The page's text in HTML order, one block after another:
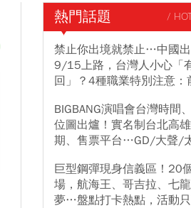
熱門話題 /
禁止你出境就禁止…中國
9/15上路，台灣人小心「
回」？4種職業特別注意：
BIGBANG演唱會台灣時間
位圖出爐！實名制台北高
期、售票平台…GD/大聲/
巨型鋼彈現身信義區！20
場，航海王、哥吉拉、七
夢…盤點打卡熱點，活動